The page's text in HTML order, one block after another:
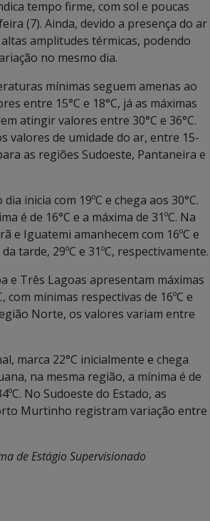
tempo firme, com sol e poucas
(7). Ainda, devido a presença do ar
amplitudes térmicas, podendo
no mesmo dia.
mínimas seguem amenas ao
entre 15°C e 18°C, já as máximas
atingir valores entre 30°C e 36°C.
valores de umidade do ar, entre 15-
as regiões Sudoeste, Pantaneira e
inicia com 19ºC e chega aos 30°C.
é de 16°C e a máxima de 31ºC. Na
e Iguatemi amanhecem com 16ºC e
tarde, 29ºC e 31ºC, respectivamente.
e Três Lagoas apresentam máximas
com mínimas respectivas de 16ºC e
Norte, os valores variam entre
marca 22°C inicialmente e chega
na mesma região, a mínima é de
No Sudoeste do Estado, as
Murtinho registram variação entre
de Estágio Supervisionado